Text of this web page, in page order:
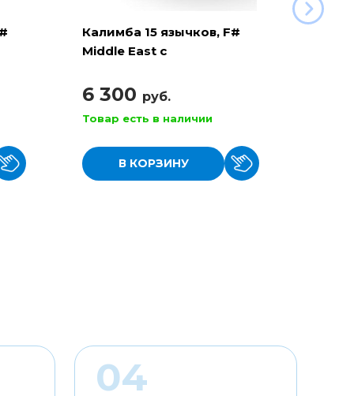
Калимба 15 язычков, F#
Middle East с
A15HsMAM )
6 300 руб.
Товар есть в наличии
В КОРЗИНУ